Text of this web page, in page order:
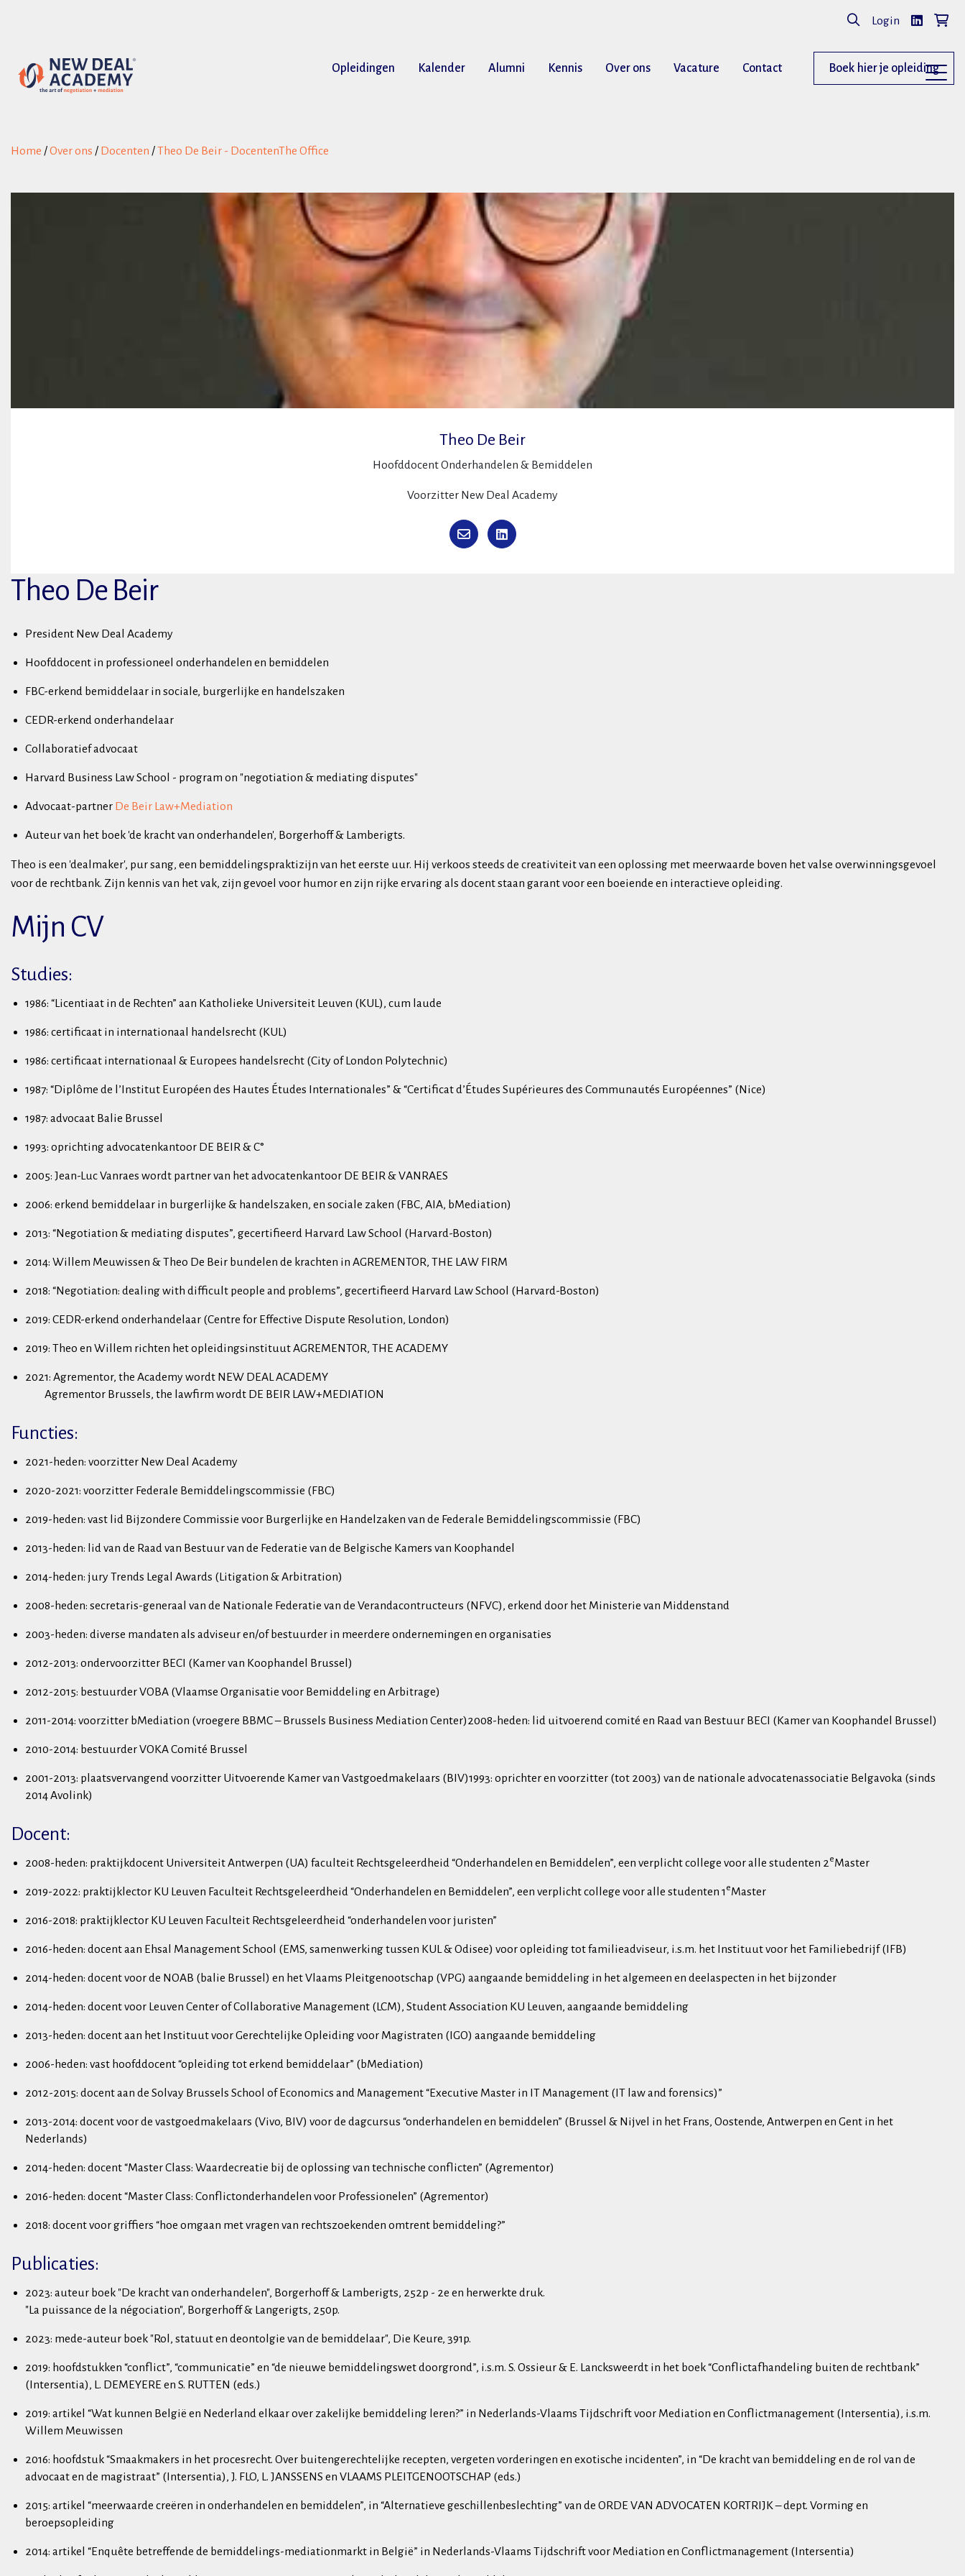
Login
Opleidingen Kalender Alumni Kennis Over ons Vacature Contact Boek hier je opleiding
Home /Over ons / Docenten /Theo De Beir - DocentenThe Office
Theo De Beir
Hoofddocent Onderhandelen & Bemiddelen
Voorzitter New Deal Academy
Theo De Beir
President New Deal Academy
Hoofddocent in professioneel onderhandelen en bemiddelen
FBC-erkend bemiddelaar in sociale, burgerlijke en handelszaken
CEDR-erkend onderhandelaar
Collaboratief advocaat
Harvard Business Law School - program on "negotiation & mediating disputes"
Advocaat-partner De Beir Law+Mediation
Auteur van het boek 'de kracht van onderhandelen', Borgerhoff & Lamberigts.
Theo is een 'dealmaker', pur sang, een bemiddelingspraktizijn van het eerste uur. Hij verkoos steeds de creativiteit van een oplossing met meerwaarde boven het valse overwinningsgevoel
voor de rechtbank. Zijn kennis van het vak, zijn gevoel voor humor en zijn rijke ervaring als docent staan garant voor een boeiende en interactieve opleiding.
Mijn CV
Studies:
1986: “Licentiaat in de Rechten” aan Katholieke Universiteit Leuven (KUL), cum laude
1986: certificaat in internationaal handelsrecht (KUL)
1986: certificaat internationaal & Europees handelsrecht (City of London Polytechnic)
1987: “Diplôme de l’Institut Européen des Hautes Études Internationales” & “Certificat d’Études Supérieures des Communautés Européennes” (Nice)
1987: advocaat Balie Brussel
1993: oprichting advocatenkantoor DE BEIR & C°
2005: Jean-Luc Vanraes wordt partner van het advocatenkantoor DE BEIR & VANRAES
2006: erkend bemiddelaar in burgerlijke & handelszaken, en sociale zaken (FBC, AIA, bMediation)
2013: “Negotiation & mediating disputes”, gecertifieerd Harvard Law School (Harvard-Boston)
2014: Willem Meuwissen & Theo De Beir bundelen de krachten in AGREMENTOR, THE LAW FIRM
2018: “Negotiation: dealing with difficult people and problems”, gecertifieerd Harvard Law School (Harvard-Boston)
2019: CEDR-erkend onderhandelaar (Centre for Effective Dispute Resolution, London)
2019: Theo en Willem richten het opleidingsinstituut AGREMENTOR, THE ACADEMY
2021: Agrementor, the Academy wordt NEW DEAL ACADEMY
Agrementor Brussels, the lawfirm wordt DE BEIR LAW+MEDIATION
Functies:
2021-heden: voorzitter New Deal Academy
2020-2021: voorzitter Federale Bemiddelingscommissie (FBC)
2019-heden: vast lid Bijzondere Commissie voor Burgerlijke en Handelzaken van de Federale Bemiddelingscommissie (FBC)
2013-heden: lid van de Raad van Bestuur van de Federatie van de Belgische Kamers van Koophandel
2014-heden: jury Trends Legal Awards (Litigation & Arbitration)
2008-heden: secretaris-generaal van de Nationale Federatie van de Verandacontructeurs (NFVC), erkend door het Ministerie van Middenstand
2003-heden: diverse mandaten als adviseur en/of bestuurder in meerdere ondernemingen en organisaties
2012-2013: ondervoorzitter BECI (Kamer van Koophandel Brussel)
2012-2015: bestuurder VOBA (Vlaamse Organisatie voor Bemiddeling en Arbitrage)
2011-2014: voorzitter bMediation (vroegere BBMC – Brussels Business Mediation Center)2008-heden: lid uitvoerend comité en Raad van Bestuur BECI (Kamer van Koophandel Brussel)
2010-2014: bestuurder VOKA Comité Brussel
2001-2013: plaatsvervangend voorzitter Uitvoerende Kamer van Vastgoedmakelaars (BIV)1993: oprichter en voorzitter (tot 2003) van de nationale advocatenassociatie Belgavoka (sinds
2014 Avolink)
Docent:
2008-heden: praktijkdocent Universiteit Antwerpen (UA) faculteit Rechtsgeleerdheid “Onderhandelen en Bemiddelen”, een verplicht college voor alle studenten 2eMaster
2019-2022: praktijklector KU Leuven Faculteit Rechtsgeleerdheid “Onderhandelen en Bemiddelen”, een verplicht college voor alle studenten 1 eMaster
2016-2018: praktijklector KU Leuven Faculteit Rechtsgeleerdheid “onderhandelen voor juristen”
2016-heden: docent aan Ehsal Management School (EMS, samenwerking tussen KUL & Odisee) voor opleiding tot familieadviseur, i.s.m. het Instituut voor het Familiebedrijf (IFB)
2014-heden: docent voor de NOAB (balie Brussel) en het Vlaams Pleitgenootschap (VPG) aangaande bemiddeling in het algemeen en deelaspecten in het bijzonder
2014-heden: docent voor Leuven Center of Collaborative Management (LCM), Student Association KU Leuven, aangaande bemiddeling
2013-heden: docent aan het Instituut voor Gerechtelijke Opleiding voor Magistraten (IGO) aangaande bemiddeling
2006-heden: vast hoofddocent “opleiding tot erkend bemiddelaar” (bMediation)
2012-2015: docent aan de Solvay Brussels School of Economics and Management “Executive Master in IT Management (IT law and forensics)”
2013-2014: docent voor de vastgoedmakelaars (Vivo, BIV) voor de dagcursus “onderhandelen en bemiddelen” (Brussel & Nijvel in het Frans, Oostende, Antwerpen en Gent in het
Nederlands)
2014-heden: docent “Master Class: Waardecreatie bij de oplossing van technische conflicten” (Agrementor)
2016-heden: docent “Master Class: Conflictonderhandelen voor Professionelen” (Agrementor)
2018: docent voor griffiers “hoe omgaan met vragen van rechtszoekenden omtrent bemiddeling?”
Publicaties:
2023: auteur boek "De kracht van onderhandelen", Borgerhoff & Lamberigts, 252p - 2e en herwerkte druk.
"La puissance de la négociation", Borgerhoff & Langerigts, 250p.
2023: mede-auteur boek "Rol, statuut en deontolgie van de bemiddelaar", Die Keure, 391p.
2019: hoofdstukken “conflict”, “communicatie” en “de nieuwe bemiddelingswet doorgrond”, i.s.m. S. Ossieur & E. Lancksweerdt in het boek “Conflictafhandeling buiten de rechtbank”
(Intersentia), L. DEMEYERE en S. RUTTEN (eds.)
2019: artikel “Wat kunnen België en Nederland elkaar over zakelijke bemiddeling leren?” in Nederlands-Vlaams Tijdschrift voor Mediation en Conflictmanagement (Intersentia), i.s.m.
Willem Meuwissen
2016: hoofdstuk “Smaakmakers in het procesrecht. Over buitengerechtelijke recepten, vergeten vorderingen en exotische incidenten”, in “De kracht van bemiddeling en de rol van de
advocaat en de magistraat” (Intersentia), J. FLO, L. JANSSENS en VLAAMS PLEITGENOOTSCHAP (eds.)
2015: artikel “meerwaarde creëren in onderhandelen en bemiddelen”, in “Alternatieve geschillenbeslechting” van de ORDE VAN ADVOCATEN KORTRIJK – dept. Vorming en
beroepsopleiding
2014: artikel “Enquête betreffende de bemiddelings-mediationmarkt in België” in Nederlands-Vlaams Tijdschrift voor Mediation en Conflictmanagement (Intersentia)